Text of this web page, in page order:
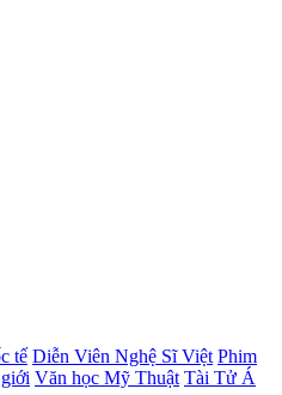
tế Diễn Viên Nghệ Sĩ Việt Phim
Văn học Mỹ Thuật Tài Tử Á